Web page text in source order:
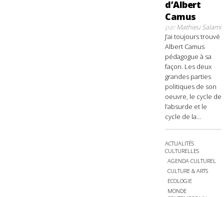
d’Albert
Camus
parMathieu Salami
J’ai toujours trouvé
Albert Camus
pédagogue à sa
façon. Les deux
grandes parties
politiques de son
oeuvre, le cycle de
l’absurde et le
cycle de la...
ACTUALITÉS
CULTURELLES
AGENDA CULTUREL
CULTURE & ARTS
ECOLOGIE
MONDE